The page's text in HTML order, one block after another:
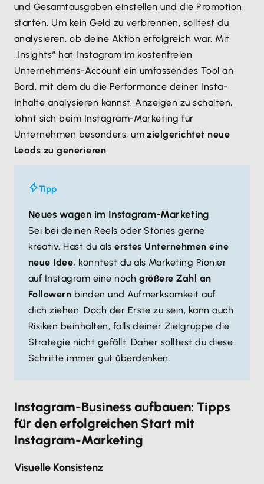
und Gesamtausgaben einstellen und die Promotion
starten. Um kein Geld zu verbrennen, solltest du
analysieren, ob deine Aktion erfolgreich war. Mit
„Insights“ hat Instagram im kostenfreien
Unternehmens-Account ein umfassendes Tool an
Bord, mit dem du die Performance deiner Insta-
Inhalte analysieren kannst. Anzeigen zu schalten,
lohnt sich beim Instagram-Marketing für
Unternehmen besonders, umzielgerichtet neue
Leads zu generieren.
Tipp
Neues wagen im Instagram-Marketing
Sei bei deinen Reels oder Stories gerne
kreativ. Hast du alserstes Unternehmen eine
neue Idee, könntest du als Marketing Pionier
auf Instagram eine noch größere Zahl an
Followern binden und Aufmerksamkeit auf
dich ziehen. Doch der Erste zu sein, kann auch
Risiken beinhalten, falls deiner Zielgruppe die
Strategie nicht gefällt. Daher solltest du diese
Schritte immer gut überdenken.
Instagram-Business aufbauen: Tipps
für den erfolgreichen Start mit
Instagram-Marketing
Visuelle Konsistenz